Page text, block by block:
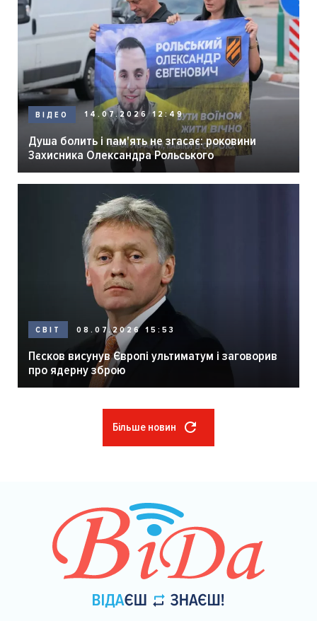
ВІДЕО 14.07.2026 12:49
Душа болить і пам'ять не згасає: роковини
Захисника Олександра Рольського
СВІТ 08.07.2026 15:53
Пєсков висунув Європі ультиматум і заговорив
про ядерну зброю
Більше новин